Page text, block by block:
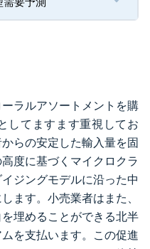
ラルアソートメントを購
してますます重視してお
らの安定した輸入量を固
度に基づくマイクロクラ
ジングモデルに沿った中
ます。小売業者はまた、
埋めることができる北半
を支払います。この促進